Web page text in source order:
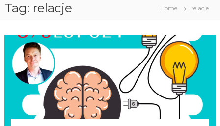
Tag: relacje Home relacje